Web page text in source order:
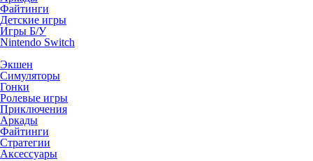
Файтинги
Детские игры
Игры Б/У
Nintendo Switch
Экшен
Симуляторы
Гонки
Ролевые игры
Приключения
Аркады
Файтинги
Стратегии
Аксессуары